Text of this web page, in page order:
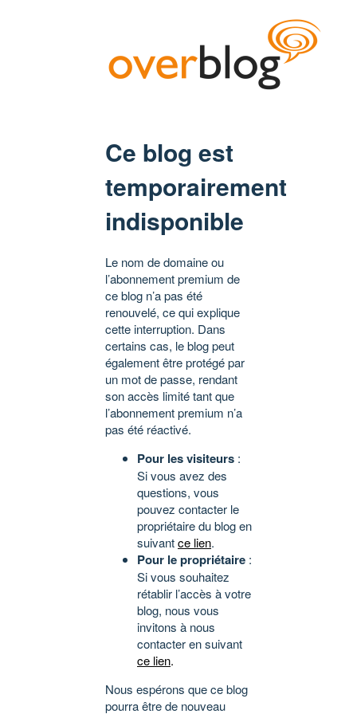
Ce blog est
temporairement
indisponible
Le nom de domaine ou
l’abonnement premium de
ce blog n’a pas été
renouvelé, ce qui explique
cette interruption. Dans
certains cas, le blog peut
également être protégé par
un mot de passe, rendant
son accès limité tant que
l’abonnement premium n’a
pas été réactivé.
Pour les visiteurs :
Si vous avez des
questions, vous
pouvez contacter le
propriétaire du blog en
suivantce lien.
Pour le propriétaire :
Si vous souhaitez
rétablir l’accès à votre
blog, nous vous
invitons à nous
contacter en suivant
ce lien.
Nous espérons que ce blog
pourra être de nouveau